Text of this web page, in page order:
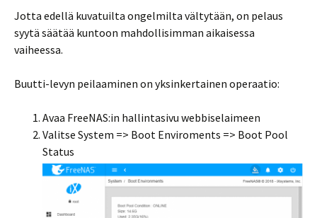
Jotta edellä kuvatuilta ongelmilta vältytään, on pelaus
syytä säätää kuntoon mahdollisimman aikaisessa
vaiheessa.
Buutti-levyn peilaaminen on yksinkertainen operaatio:
Avaa FreeNAS:in hallintasivu webbiselaimeen
Valitse System => Boot Enviroments => Boot Pool
Status